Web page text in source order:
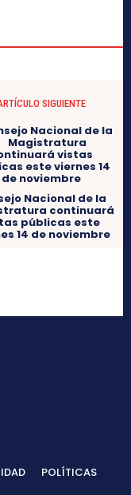
SIGUIENTE
Nacional de la
continuará
públicas este
14 de noviembre
POLÍTICAS